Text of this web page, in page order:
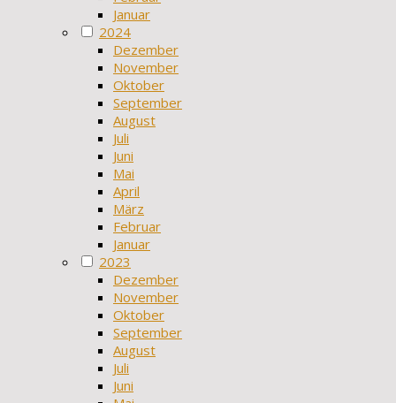
Januar
2024
Dezember
November
Oktober
September
August
Juli
Juni
Mai
April
März
Februar
Januar
2023
Dezember
November
Oktober
September
August
Juli
Juni